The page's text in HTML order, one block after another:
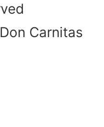
Don Carnitas